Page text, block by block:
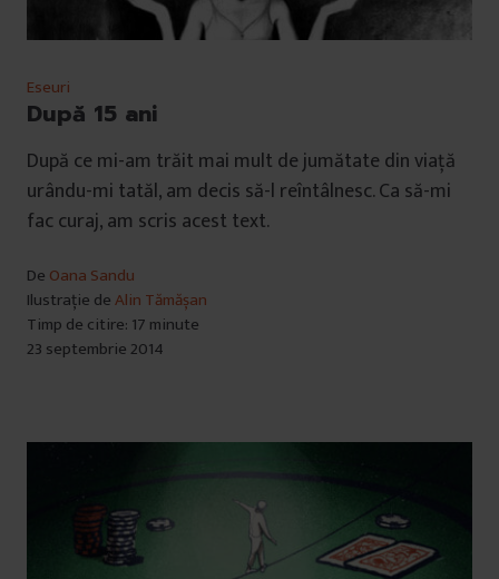
Eseuri
După 15 ani
După ce mi-am trăit mai mult de jumătate din viață
urându-mi tatăl, am decis să-l reîntâlnesc. Ca să-mi
fac curaj, am scris acest text.
De Oana Sandu
Ilustrație deAlin Tămășan
Timp de citire: 17 minute
23 septembrie 2014